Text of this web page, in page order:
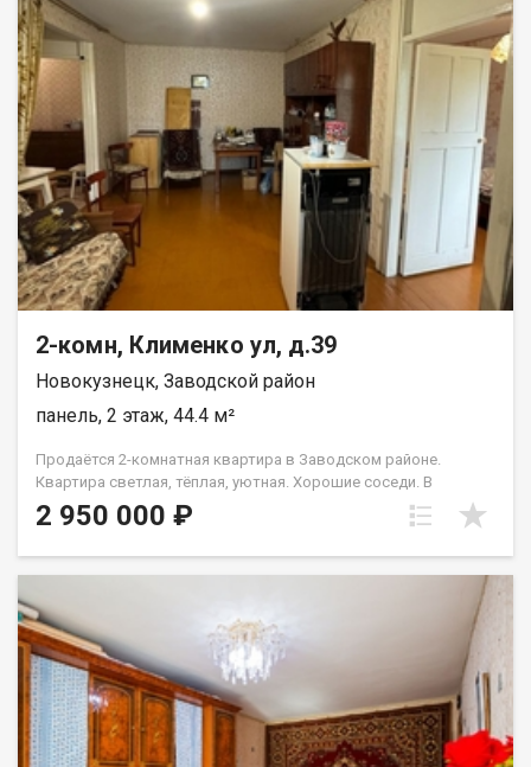
женская консультация, во дворе детский сад № 166 с
бассейном, школа № 79 в 350 метрах от дома, остановка ст.
Островская в 5 минутах ходьбы. Рядом с домом расположены
еще несколько детских садов (№76, №91, №198), детская
школа искусств №58, МБУ ДОТакже в шаговой доступности
находятся супермаркеты: Пятёрочка, Ярче! и Мария-Ра, что
обеспечит вашу семью всем необходимым на каждый день.
Эта квартира подходит под ипотеку, что значительно
упростит процесс покупки жилья. Не упустите возможность
стать владельцем уютной квартиры в отличном районе!
Звоните прямо сейчас, чтобы узнать больше информации и
договориться о просмотре. Назовите при звонке данный
номер объявления - 540727 Номер объекта: 540727. Анжелика
2-комн, Клименко ул, д.39
Новокузнецк, Заводской район
панель, 2 этаж, 44.4 м²
Продаётся 2-комнатная квартира в Заводском районе.
Квартира светлая, тёплая, уютная. Хорошие соседи. В
шаговой доступности находятся магазины, школы, остановки
общественного транспорта, детские сады. Чистая продажа,
2 950 000 ₽